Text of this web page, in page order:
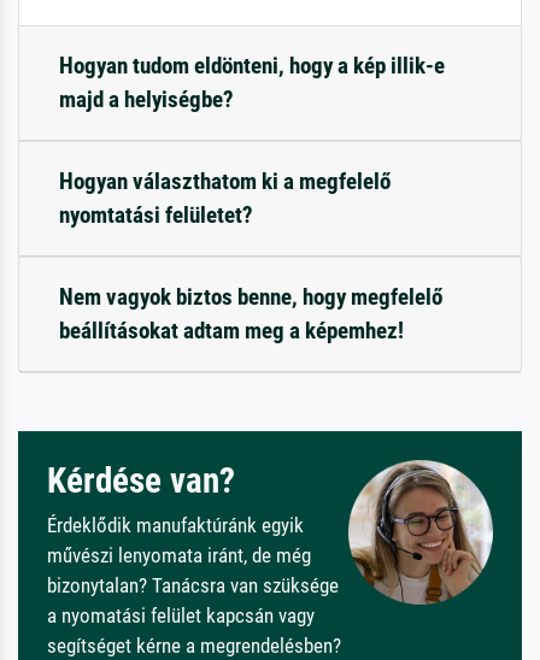
Hogyan tudom eldönteni, hogy a kép illik-e
majd a helyiségbe?
Hogyan választhatom ki a megfelelő
nyomtatási felületet?
Nem vagyok biztos benne, hogy megfelelő
beállításokat adtam meg a képemhez!
Kérdése van?
Érdeklődik manufaktúránk egyik
művészi lenyomata iránt, de még
bizonytalan? Tanácsra van szüksége
a nyomatási felület kapcsán vagy
segítséget kérne a megrendelésben?